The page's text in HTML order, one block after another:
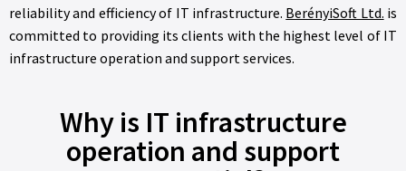
reliability and efficiency of IT infrastructure. BerényiSoft Ltd. is
committed to providing its clients with the highest level of IT
infrastructure operation and support services.
Why is IT infrastructure
operation and support